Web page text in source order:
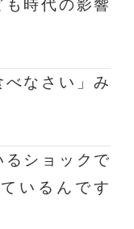
も時代の影響
べなさい」み
ショックで
いるんです